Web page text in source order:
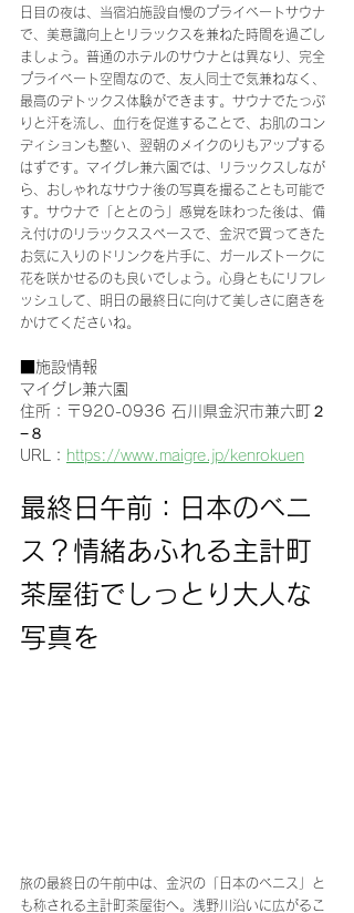
日目の夜は、当宿泊施設自慢のプライベートサウナ
で、美意識向上とリラックスを兼ねた時間を過ごし
ましょう。普通のホテルのサウナとは異なり、完全
プライベート空間なので、友人同士で気兼ねなく、
最高のデトックス体験ができます。サウナでたっぷ
りと汗を流し、血行を促進することで、お肌のコン
ディションも整い、翌朝のメイクのりもアップする
はずです。マイグレ兼六園では、リラックスしなが
ら、おしゃれなサウナ後の写真を撮ることも可能で
す。サウナで「ととのう」感覚を味わった後は、備
え付けのリラックススペースで、金沢で買ってきた
お気に入りのドリンクを片手に、ガールズトークに
花を咲かせるのも良いでしょう。心身ともにリフレ
ッシュして、明日の最終日に向けて美しさに磨きを
かけてくださいね。
■施設情報
マイグレ兼六園
住所：〒920-0936 石川県金沢市兼六町２
−８
URL： https://www.maigre.jp/kenrokuen
最終日午前：日本のベニ
ス？情緒あふれる主計町
茶屋街でしっとり大人な
写真を
旅の最終日の午前中は、金沢の「日本のベニス」と
も称される主計町茶屋街へ。浅野川沿いに広がるこ